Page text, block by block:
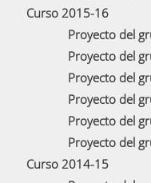
Curso 2015-16
Proyecto del
Proyecto del
Proyecto del
Proyecto del
Proyecto del
Proyecto del
Curso 2014-15